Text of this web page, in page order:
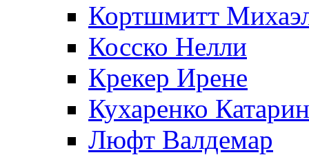
Кортшмитт
Косско Нелли
Крекер Ирене
Кухаренко
Люфт Валдемaр